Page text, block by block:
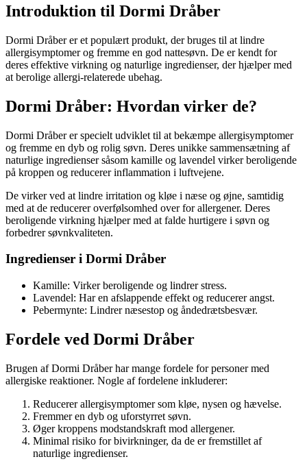
Introduktion til Dormi Dråber
Dormi Dråber er et populært produkt, der bruges til at lindre
allergisymptomer og fremme en god nattesøvn. De er kendt for
deres effektive virkning og naturlige ingredienser, der hjælper med
at berolige allergi-relaterede ubehag.
Dormi Dråber: Hvordan virker de?
Dormi Dråber er specielt udviklet til at bekæmpe allergisymptomer
og fremme en dyb og rolig søvn. Deres unikke sammensætning af
naturlige ingredienser såsom kamille og lavendel virker beroligende
på kroppen og reducerer inflammation i luftvejene.
De virker ved at lindre irritation og kløe i næse og øjne, samtidig
med at de reducerer overfølsomhed over for allergener. Deres
beroligende virkning hjælper med at falde hurtigere i søvn og
forbedrer søvnkvaliteten.
Ingredienser i Dormi Dråber
Kamille: Virker beroligende og lindrer stress.
Lavendel: Har en afslappende effekt og reducerer angst.
Pebermynte: Lindrer næsestop og åndedrætsbesvær.
Fordele ved Dormi Dråber
Brugen af Dormi Dråber har mange fordele for personer med
allergiske reaktioner. Nogle af fordelene inkluderer:
Reducerer allergisymptomer som kløe, nysen og hævelse.
Fremmer en dyb og uforstyrret søvn.
Øger kroppens modstandskraft mod allergener.
Minimal risiko for bivirkninger, da de er fremstillet af
naturlige ingredienser.